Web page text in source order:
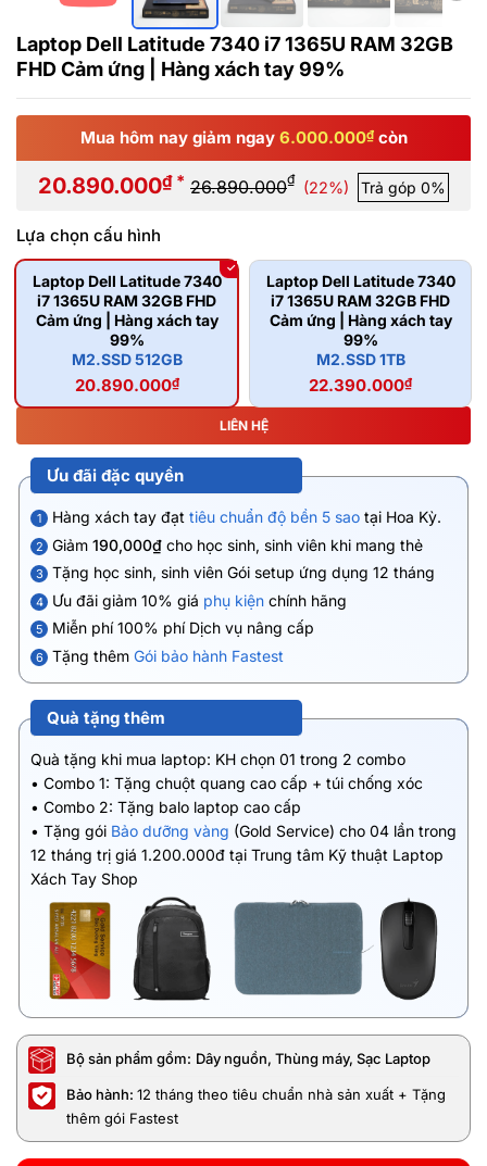
Laptop Dell Latitude 7340 i7 1365U RAM 32GB
FHD Cảm ứng | Hàng xách tay 99%
Mua hôm nay giảm ngay 6.000.000₫ còn
20.890.000₫ * 26.890.000₫ (22%) Trả góp 0%
Lựa chọn cấu hình
Laptop Dell Latitude 7340
i7 1365U RAM 32GB FHD
Cảm ứng | Hàng xách tay
99%
M2.SSD 512GB
20.890.000₫
Laptop Dell Latitude 7340
i7 1365U RAM 32GB FHD
Cảm ứng | Hàng xách tay
99%
M2.SSD 1TB
22.390.000₫
LIÊN HỆ
Ưu đãi đặc quyền
1 Hàng xách tay đạt tiêu chuẩn độ bền 5 sao tại Hoa Kỳ.
2 Giảm 190,000₫ cho học sinh, sinh viên khi mang thẻ
3 Tặng học sinh, sinh viên Gói setup ứng dụng 12 tháng
4 Ưu đãi giảm 10% giá phụ kiện chính hãng
5 Miễn phí 100% phí Dịch vụ nâng cấp
6 Tặng thêm Gói bảo hành Fastest
Quà tặng thêm
Quà tặng khi mua laptop: KH chọn 01 trong 2 combo
• Combo 1: Tặng chuột quang cao cấp + túi chống xóc
• Combo 2: Tặng balo laptop cao cấp
• Tặng gói Bảo dưỡng vàng (Gold Service) cho 04 lần trong
12 tháng trị giá 1.200.000đ tại Trung tâm Kỹ thuật Laptop
Xách Tay Shop
Bộ sản phẩm gồm: Dây nguồn, Thùng máy, Sạc Laptop
Bảo hành: 12 tháng theo tiêu chuẩn nhà sản xuất + Tặng
thêm gói Fastest